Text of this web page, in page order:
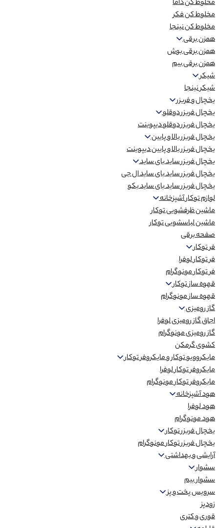
مخلوط کن داما
مخلوط کن فکر
مخلوط کن نینجا
همزن برقی
همزن برقی بوش
همزن برقی بیم
شیکر
شیکر نینجا
یخچال و فریزر
یخچال فریزر دوقلو
یخچال فریزر دوقلو دیپوینت
یخچال فریزر بالا و پایین
یخچال فریزر بالا و پایین دیپوینت
یخچال فریزر ساید بای ساید
یخچال فریزر ساید بای ساید ال جی
یخچال فریزر ساید بای ساید بکو
لوازم توکار آشپزخانه
ماشین ظرفشویی توکار
ماشین لباسشویی توکار
صفحه برقی
فر توکار
فر توکار لوفرا
فر توکار مونوگرام
قهوه ساز توکار
قهوه ساز مونوگرام
گاز رومیزی
اجاق گاز رومیزی لوفرا
گاز رومیزی مونوگرام
کشوی گرمکن
مایکروویو توکار و مایکروفر توکار
مایکروفر توکار لوفرا
مایکروفر توکار مونوگرام
هود آشپزخانه
هود لوفرا
هود مونوگرام
یخچال فریزر توکار
یخچال فریزر توکار مونوگرام
آرایشی و بهداشتی
سشوار
سشوار بیم
سرویس پخت و پز
زودپز
قوری و کتری